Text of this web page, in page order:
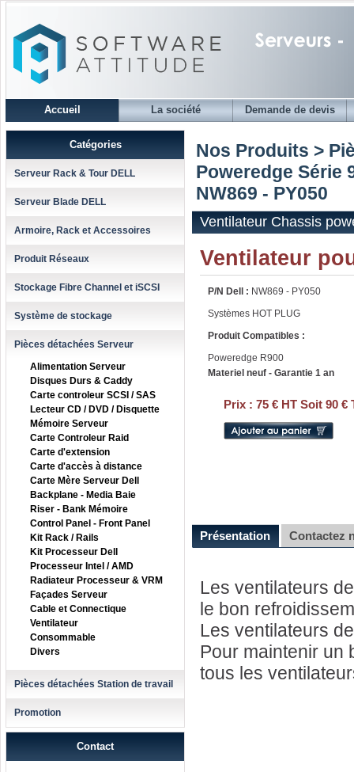
Accueil La société Demande de devis
Catégories
Serveur Rack & Tour DELL
Serveur Blade DELL
Armoire, Rack et Accessoires
Produit Réseaux
Stockage Fibre Channel et iSCSI
Système de stockage
Pièces détachées Serveur
Alimentation Serveur
Disques Durs & Caddy
Carte controleur SCSI / SAS
Lecteur CD / DVD / Disquette
Mémoire Serveur
Carte Controleur Raid
Carte d'extension
Carte d'accès à distance
Carte Mère Serveur Dell
Backplane - Media Baie
Riser - Bank Mémoire
Control Panel - Front Panel
Kit Rack / Rails
Kit Processeur Dell
Processeur Intel / AMD
Radiateur Processeur & VRM
Façades Serveur
Cable et Connectique
Ventilateur
Consommable
Divers
Pièces détachées Station de travail
Promotion
Contact
Nos Produits >
Poweredge Série
NW869 - PY050
Ventilateur Chassis
Ventilateur
P/N Dell : NW869 - PY050
Systèmes HOT PLUG
Produit Compatibles :
Poweredge R900
Materiel neuf - Garantie 1 an
Prix : 75 € HT Soit 90 €
Présentation Contactez
Les ventilateurs
le bon
Les ventilateurs
Pour maintenir un
tous les